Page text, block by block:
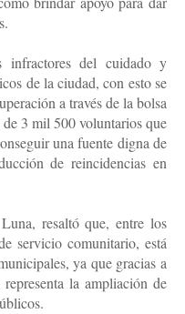
infractores del cuidado y
de la ciudad, con esto se
a través de la bolsa
3 mil 500 voluntarios que
una fuente digna de
de reincidencias en
resaltó que, entre los
servicio comunitario, está
ya que gracias a
la ampliación de